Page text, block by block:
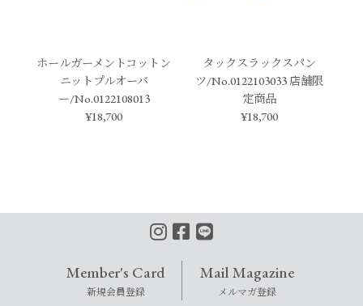
ホールガーメントコットン
ニットプルオーバ
ー/No.0122108013
¥18,700
タックスラックスパン
ツ/No.0122103033 店舗限
定商品
¥18,700
Member's Card
新規会員登録
Mail Magazine
メルマガ登録